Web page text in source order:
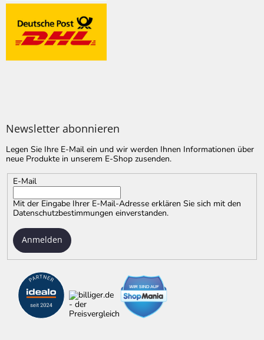
Newsletter abonnieren
Legen Sie Ihre E-Mail ein und wir werden Ihnen Informationen über
neue Produkte in unserem E-Shop zusenden.
E-Mail
Mit der Eingabe Ihrer E-Mail-Adresse erklären Sie sich mit den
Datenschutzbestimmungen einverstanden.
Anmelden